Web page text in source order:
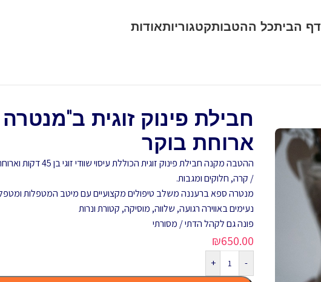
דף הביתכל ההטבותקטגוריותאודות
חבילת פינוק זוגית
ארוחת בוקר
ההטבה מקנה חבילת פינוק זוגית הכוללת עיסוי שוודי זוגי בן 45 דקות וארוחת בוקר זוגית,
/ קרה, חלוקים ומגבות.
מנטרה ספא ברעננה משלב טיפולים מקצועיים עם מיטב המטפלות
נעימים באווירה רגועה, שלווה, מוסיקה, קטורת ונרות
פונה גם לקהל הדתי / מסורתי
₪650.00
-
+